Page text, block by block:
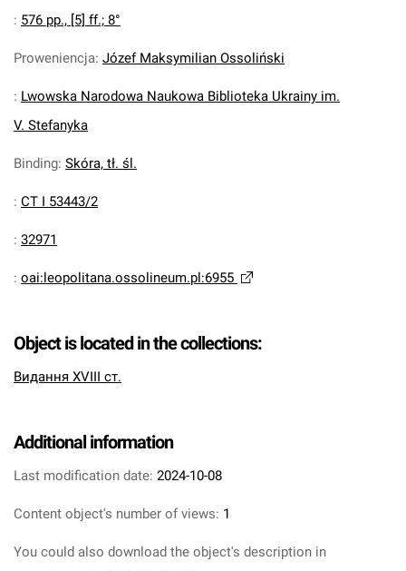
: 576 pp., [5] ff.; 8°
Proweniencja: Józef Maksymilian Ossoliński
: Lwowska Narodowa Naukowa Biblioteka Ukrainy im.
V. Stefanyka
Binding: Skóra, tł. śl.
: CT I 53443/2
: 32971
: oai:leopolitana.ossolineum.pl:6955
Object is located in the collections:
Видання XVIII ст.
Additional information
Last modification date: 2024-10-08
Content object's number of views: 1
You could also download the object's description in